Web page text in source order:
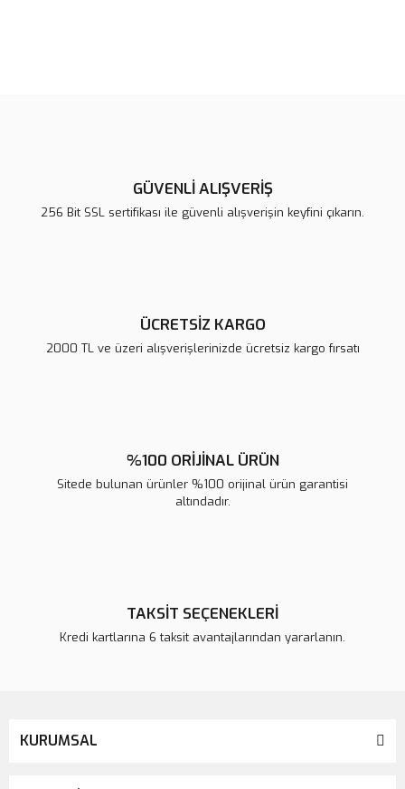
Ürün açıklamasında eksik bilgiler bulunuyor.
GÜVENLİ ALIŞVERİŞ
256 Bit SSL sertifikası ile güvenli alışverişin keyfini çıkarın.
ÜCRETSİZ KARGO
2000 TL ve üzeri alışverişlerinizde ücretsiz kargo fırsatı
%100 ORİJİNAL ÜRÜN
Sitede bulunan ürünler %100 orijinal ürün garantisi
altındadır.
TAKSİT SEÇENEKLERİ
Kredi kartlarına 6 taksit avantajlarından yararlanın.
KURUMSAL